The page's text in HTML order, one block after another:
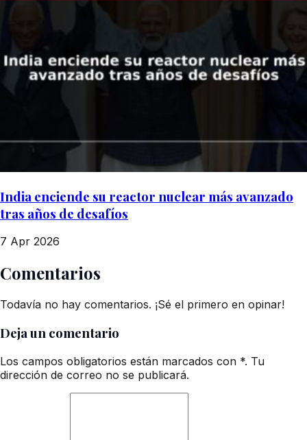
India enciende su reactor nuclear más avanzado
tras años de desafíos
7 Apr 2026
Comentarios
Todavía no hay comentarios. ¡Sé el primero en opinar!
Deja un comentario
Los campos obligatorios están marcados con *. Tu
dirección de correo no se publicará.